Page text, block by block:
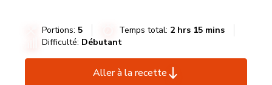
Portions: 5 Temps total: 2 hrs 15 mins
Difficulté: Débutant
Aller à la recette